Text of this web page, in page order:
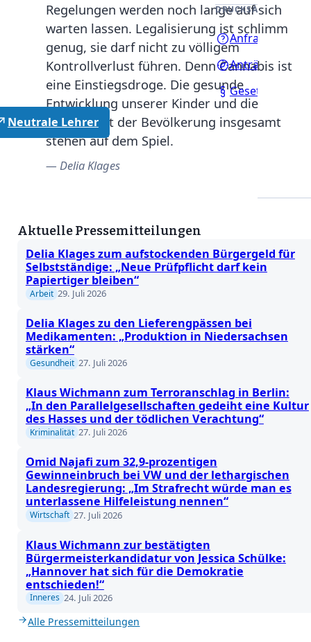
DRUCKSACHEN
Anfragen
Anträge
Neutrale Lehrer
Regelungen werden noch lange auf sich
warten lassen. Legalisierung ist schlimm
genug, sie darf nicht zu völligem
Kontrollverlust führen. Denn Cannabis ist
eine Einstiegsdroge. Die gesunde
Entwicklung unserer Kinder und die
Gesundheit der Bevölkerung insgesamt
stehen auf dem Spiel.
Delia Klages
Aktuelle Pressemitteilungen
Delia Klages zum aufstockenden Bürgergeld für
Selbstständige: „Neue Prüfpflicht darf kein
Papiertiger bleiben“
Arbeit 29. Juli 2026
Delia Klages zu den Lieferengpässen bei
Medikamenten: „Produktion in Niedersachsen
stärken“
Gesundheit 27. Juli 2026
Klaus Wichmann zum Terroranschlag in Berlin:
„In den Parallelgesellschaften gedeiht eine Kultur
des Hasses und der tödlichen Verachtung“
Kriminalität 27. Juli 2026
Omid Najafi zum 32,9-prozentigen
Gewinneinbruch bei VW und der lethargischen
Landesregierung: „Im Strafrecht würde man es
unterlassene Hilfeleistung nennen“
Wirtschaft 27. Juli 2026
Klaus Wichmann zur bestätigten
Bürgermeisterkandidatur von Jessica Schülke:
„Hannover hat sich für die Demokratie
entschieden!“
Inneres 24. Juli 2026
Alle Pressemitteilungen